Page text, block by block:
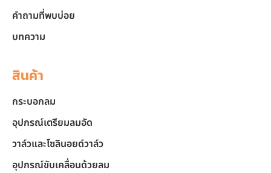
คำถามที่พบบ่อย
บทความ
สินค้า
กระบอกลม
อุปกรณ์เตรียมลมอัด
วาล์วและโซลินอยด์วาล์ว
อุปกรณ์ขับเคลื่อนด้วยลม